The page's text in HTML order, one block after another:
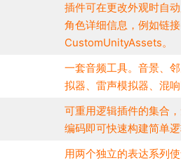
插件可在更改外观时自动
角色详细信息，例如链接
CustomUnityAssets。
一套音频工具。音景、邻
拟器、雷声模拟器、混响
可重用逻辑插件的集合，
编码即可快速构建简单逻
用两个独立的表达系列使